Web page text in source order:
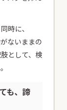
時に、
ないままの
として、検
も、諦